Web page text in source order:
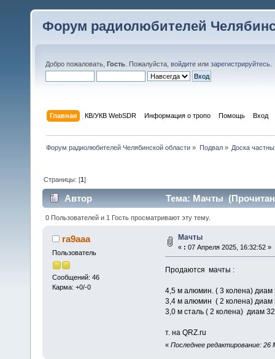
Форум радиолюбителей
Добро пожаловать, Гость . Пожалуйста, войдите или зарегистрируйтесь
Главная КВ/УКВ WebSDR Информация о тропо Помощь Вход
Форум радиолюбителей Челябинской области » Подвал» Доска
Страницы: [1]
Автор Тема: Мачты
0 Пользователей и 1 Гость просматривают эту тему.
ra9aaa
Пользователь
Сообщений: 46
Карма: +0/-0
Мачты
« : 07 Апреля 2025, 16:32:52 »
Продаются мачты :
4,5 м алюмин. ( 3 колена)
3,4 м алюмин ( 2 колена)
3,0 м сталь ( 2 колена)
т. на QRZ.ru
« Последнее редактирование: 26